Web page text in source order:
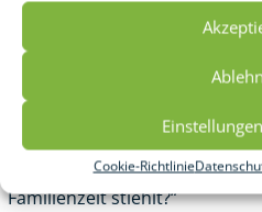
Cookie-Richtlinie
Dein Kind ist nicht
gemeinsam gegen das
zusammen hin und zeichnet
eine spielerische Distanz und
gegen den Reizüberfluter.
können wir heute
Familienzeit stiehlt?“